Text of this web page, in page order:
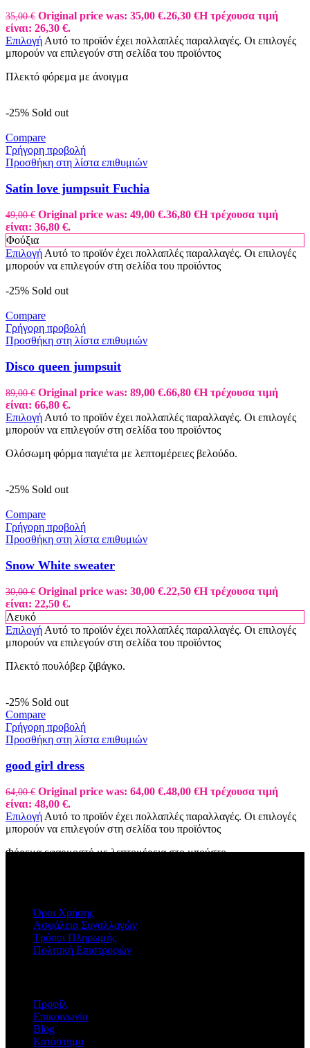
35,00€ Original price was: 35,00 €.26,30 €Η τρέχουσα τιμή
είναι: 26,30 €.
Επιλογή Αυτό το προϊόν έχει πολλαπλές παραλλαγές. Οι επιλογές
μπορούν να επιλεγούν στη σελίδα του προϊόντος
Πλεκτό φόρεμα με άνοιγμα
-25% Sold out
Compare
Γρήγορη προβολή
Προσθήκη στη λίστα επιθυμιών
Satin love jumpsuit Fuchia
49,00€ Original price was: 49,00 €.36,80 €Η τρέχουσα τιμή
είναι: 36,80 €.
Φούξια
Επιλογή Αυτό το προϊόν έχει πολλαπλές παραλλαγές. Οι επιλογές
μπορούν να επιλεγούν στη σελίδα του προϊόντος
-25% Sold out
Compare
Γρήγορη προβολή
Προσθήκη στη λίστα επιθυμιών
Disco queen jumpsuit
89,00€ Original price was: 89,00 €.66,80 €Η τρέχουσα τιμή
είναι: 66,80 €.
Επιλογή Αυτό το προϊόν έχει πολλαπλές παραλλαγές. Οι επιλογές
μπορούν να επιλεγούν στη σελίδα του προϊόντος
Ολόσωμη φόρμα παγιέτα με λεπτομέρειες βελούδο.
-25% Sold out
Compare
Γρήγορη προβολή
Προσθήκη στη λίστα επιθυμιών
Snow White sweater
30,00€ Original price was: 30,00 €.22,50 €Η τρέχουσα τιμή
είναι: 22,50 €.
Λευκό
Επιλογή Αυτό το προϊόν έχει πολλαπλές παραλλαγές. Οι επιλογές
μπορούν να επιλεγούν στη σελίδα του προϊόντος
Πλεκτό πουλόβερ ζιβάγκο.
-25% Sold out
Compare
Γρήγορη προβολή
Προσθήκη στη λίστα επιθυμιών
good girl dress
64,00€ Original price was: 64,00 €.48,00 €Η τρέχουσα τιμή
είναι: 48,00 €.
Επιλογή Αυτό το προϊόν έχει πολλαπλές παραλλαγές. Οι επιλογές
μπορούν να επιλεγούν στη σελίδα του προϊόντος
Φόρεμα εφαρμοστό με λεπτομέρεια στο μπούστο.
Όροι Χρήσης
Ασφάλεια Συναλλαγών
Τρόποι Πληρωμής
Πολιτική Επιστροφών
Προφίλ
Επικοινωνία
Blog
Κατάστημα